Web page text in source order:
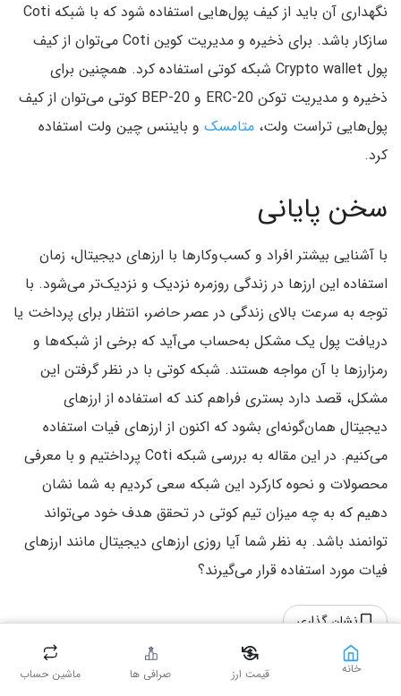
نگهداری آن باید از کیف پول‌هایی استفاده شود که با شبکه Coti
سازکار باشد. برای ذخیره و مدیریت کوین Coti می‌توان از کیف
پول Crypto wallet شبکه کوتی استفاده کرد. همچنین برای
ذخیره و مدیریت توکن ERC-20 و BEP-20 کوتی می‌توان از کیف
پول‌هایی تراست ولت، متامسک و بایننس چین ولت استفاده
کرد.
سخن پایانی
با آشنایی بیشتر افراد و کسب‌وکارها با ارزهای دیجیتال، زمان
استفاده این ارزها در زندگی روزمره نزدیک و نزدیک‌تر می‌شود. با
توجه به سرعت بالای زندگی در عصر حاضر، انتظار برای پرداخت یا
دریافت پول یک مشکل به‌حساب می‌آید که برخی از شبکه‌ها و
رمزارزها با آن مواجه هستند. شبکه کوتی با در نظر گرفتن این
مشکل، قصد دارد بستری فراهم کند که استفاده از ارزهای
دیجیتال همان‌گونه‌ای بشود که اکنون از ارزهای فیات استفاده
می‌کنیم. در این مقاله به بررسی شبکه Coti پرداختیم و با معرفی
محصولات و نحوه کارکرد این شبکه سعی کردیم به شما نشان
دهیم که به چه میزان تیم کوتی در تحقق هدف خود می‌تواند
توانمند باشد. به نظر شما آیا روزی ارزهای دیجیتال مانند ارزهای
فیات مورد استفاده قرار می‌گیرند؟
نشان گذاری
خانه قیمت ارز صرافی ها ماشین حساب